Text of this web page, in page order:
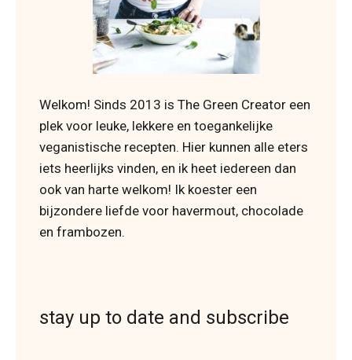
Welkom! Sinds 2013 is The Green Creator een
plek voor leuke, lekkere en toegankelijke
veganistische recepten. Hier kunnen alle eters
iets heerlijks vinden, en ik heet iedereen dan
ook van harte welkom! Ik koester een
bijzondere liefde voor havermout, chocolade
en frambozen.
stay up to date and subscribe